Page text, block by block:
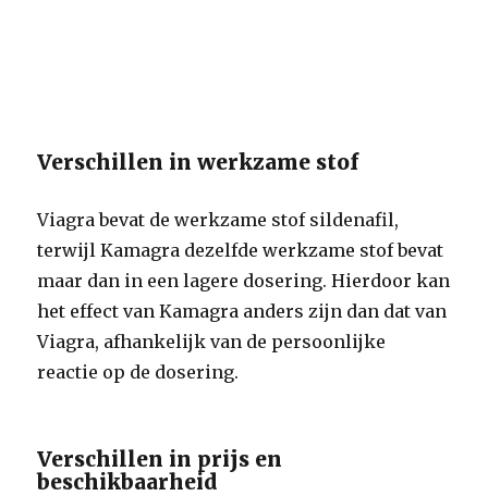
Verschillen in werkzame stof
Viagra bevat de werkzame stof sildenafil,
terwijl Kamagra dezelfde werkzame stof bevat
maar dan in een lagere dosering. Hierdoor kan
het effect van Kamagra anders zijn dan dat van
Viagra, afhankelijk van de persoonlijke
reactie op de dosering.
Verschillen in prijs en
beschikbaarheid